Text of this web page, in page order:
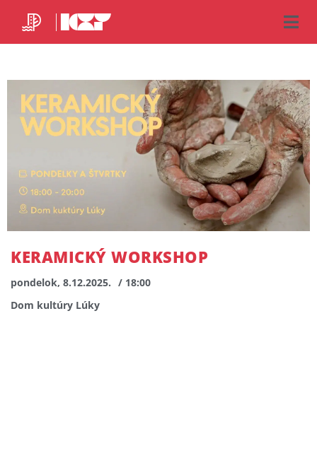
KERAMICKÝ WORKSHOP
pondelok, 8.12.2025. / 18:00
Dom kultúry Lúky